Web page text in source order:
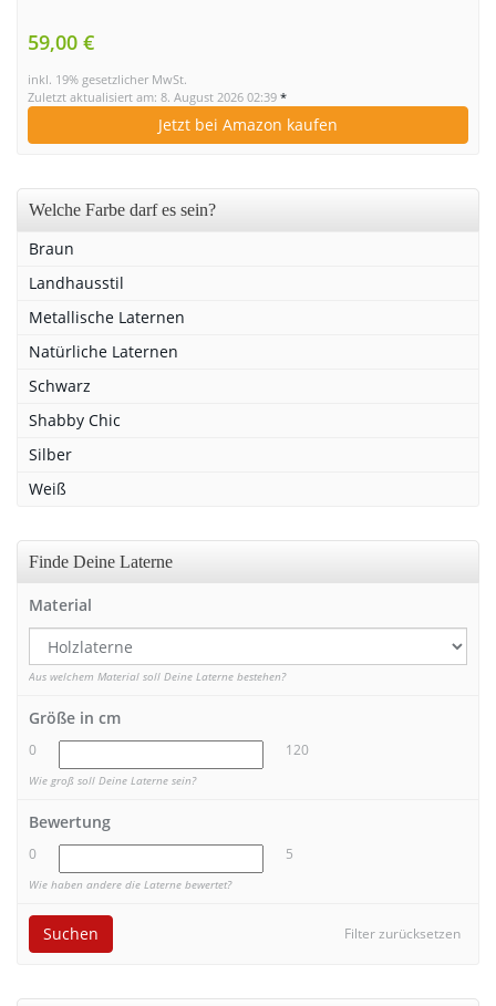
59,00 €
inkl. 19% gesetzlicher MwSt.
Zuletzt aktualisiert am: 8. August 2026 02:39 *
Jetzt bei Amazon kaufen
Welche Farbe darf es sein?
Braun
Landhausstil
Metallische Laternen
Natürliche Laternen
Schwarz
Shabby Chic
Silber
Weiß
Finde Deine Laterne
Material
Aus welchem Material soll Deine Laterne bestehen?
Größe in cm
0 120
Wie groß soll Deine Laterne sein?
Bewertung
0 5
Wie haben andere die Laterne bewertet?
Filter zurücksetzen
Suchen